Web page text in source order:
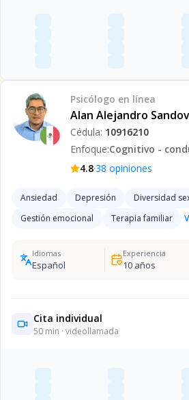
Psicólogo en línea
Alan Alejandro
Cédula: 10916210
Enfoque:Cognitivo -
4.8·38 opiniones
Ansiedad Depresión
Diversidad
Gestión emocional
Terapia familiar
Idiomas
Español
Experiencia
10años
Cita individual
50 min · videollamada